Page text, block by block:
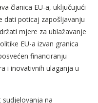
članica EU-a, uključujući
dati poticaj zapošljavanju
mjere za ublažavanje
EU-a izvan granica
financiranju
i inovativnih ulaganja u
na